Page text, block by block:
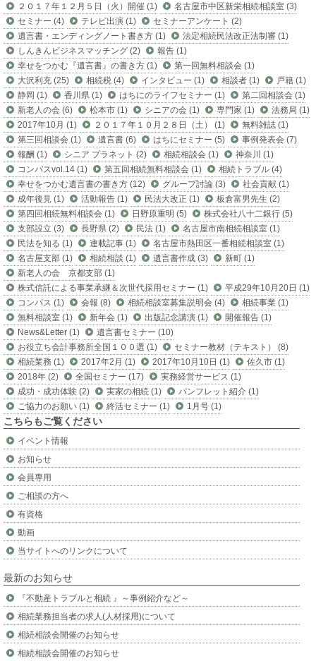
２０１７年１２月５日（火）開催 (1)
名古屋市中区新栄相続相談室 (3)
セミナー (4)
テレビ出演 (1)
セミナーアンケート (2)
遺言書・エンディングノート書き方 (1)
法定相続民法改正法制審 (1)
しんきんビジネスマッチング (2)
報告 (1)
幸せをつかむ『遺言書』の書き方 (1)
第一回無料相談会 (1)
大沢利充 (25)
相続税 (4) インタビュー (1) 相談者 (1)
戸籍 (1)
静岡 (1)
香川県 (1) はちにのライフセミナー (1)
第二回相談会 (1)
新老人の会 (6)
松本市 (1) シニアの会 (1) 専門家 (1)
法務局 (1)
2017年10月 (1)
２０１７年１０月２８日（土） (1)
無料雑誌 (1)
第三回相談会 (1)
遺言書 (6) はちにセミナー (5)
事例発表会 (7)
報酬 (1)
シニア プラネット (2) 相続相談会 (1)
神奈川 (1)
コンパスvol.14 (1)
第五回相続無料相談会 (1)
相続トラブル (4)
幸せをつかむ遺言書の書き方 (12)
グループ討論 (3)
社会貢献 (1)
成年後見 (1)
活動報告 (1) 民法大改正 (1)
板倉富男先生 (2)
第四回相続無料相談会 (1)
日野原重明 (5)
株式会社八十二銀行 (5)
支部設立 (3)
長野県 (2) 民法 (1)
名古屋市南相続相談室 (1)
民法を知る (1)
連載記事 (1)
名古屋市熱田区一番相続相談室 (1)
名古屋支部 (1)
相続相談 (1) 遺言書作成 (3)
新町 (1)
新老人の会 京都支部 (1)
株式信託による事業承継＆次世代採用セミナー (1)
平成29年10月20日 (1)
コンパス (1)
会報 (8) 相続相談室募集説明会 (4)
相続事業 (1)
無料相談室 (1)
新年会 (1) 出版記念講演 (1)
開催報告 (1)
News&Letter (1)
遺言書セミナー (10)
お役立ち会計事務所全国１００選 (1)
セミナー教材（テキスト） (8)
相続業務 (1)
2017年2月 (1) 2017年10月10日 (1)
佐久市 (1)
2018年 (2)
全国セミナー (17)
実務経営サービス (1)
成功・成功体験 (2)
実家の相続 (1)
パンフレット紹介 (1)
ご協力のお願い (1)
終活セミナー (1) 1月号 (1)
こちらもご覧ください
イベント情報
お知らせ
会員専用
ご相談の方へ
有資格
動画
当サイトへのリンクについて
最新のお知らせ
『不動産トラブルと相続 』～事例紹介など～
相続業務担当者の求人(人材採用)について
相続相談会開催のお知らせ
相続相談会開催のお知らせ